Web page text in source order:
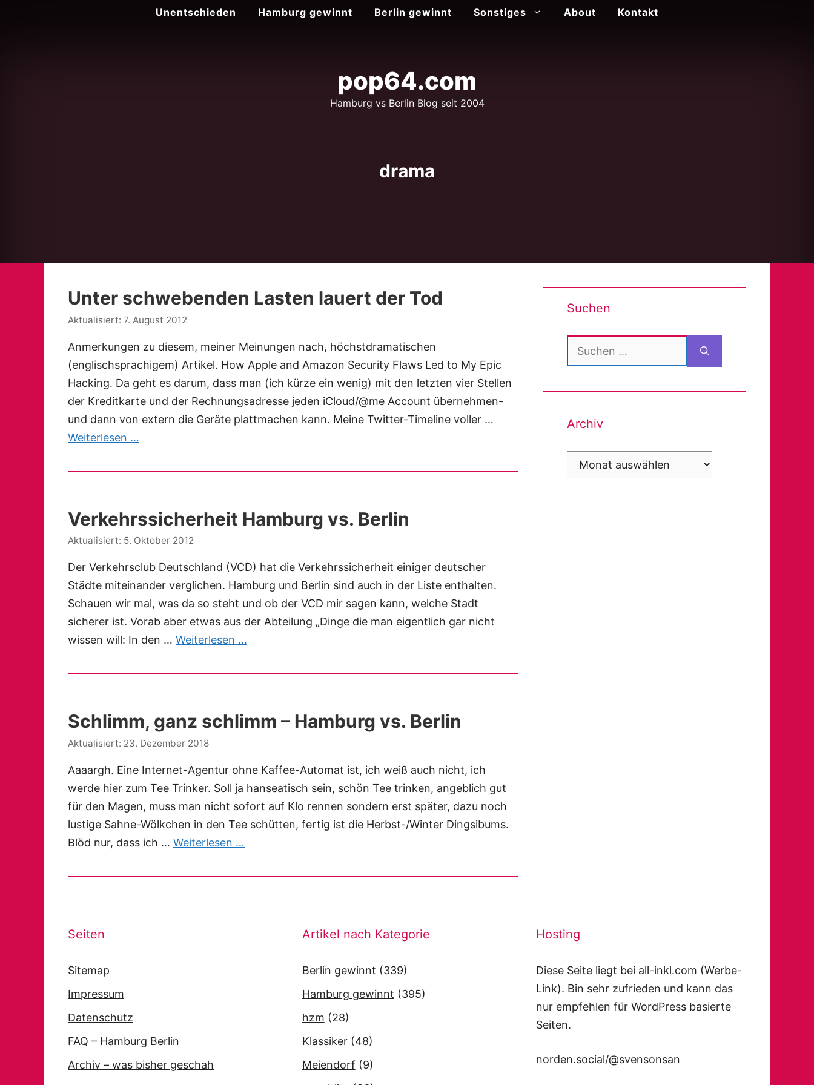
Unentschieden Hamburg gewinnt Berlin gewinnt Sonstiges About Kontakt
pop64.com
Hamburg vs Berlin Blog seit 2004
drama
Unter schwebenden Lasten lauert der Tod
7. August 2012
Anmerkungen zu diesem, meiner Meinungen nach, höchstdramatischen
(englischsprachigem) Artikel. How Apple and Amazon Security Flaws Led to My Epic
Hacking. Da geht es darum, dass man (ich kürze ein wenig) mit den letzten vier Stellen
der Kreditkarte und der Rechnungsadresse jeden iCloud/@me Account übernehmen-
und dann von extern die Geräte plattmachen kann. Meine Twitter-Timeline voller …
Weiterlesen …
Verkehrssicherheit Hamburg vs. Berlin
5. Oktober 2012
Der Verkehrsclub Deutschland (VCD) hat die Verkehrssicherheit einiger deutscher
Städte miteinander verglichen. Hamburg und Berlin sind auch in der Liste enthalten.
Schauen wir mal, was da so steht und ob der VCD mir sagen kann, welche Stadt
sicherer ist. Vorab aber etwas aus der Abteilung „Dinge die man eigentlich gar nicht
wissen will: In den … Weiterlesen …
Schlimm, ganz schlimm – Hamburg vs. Berlin
23. Dezember 2018
Aaaargh. Eine Internet-Agentur ohne Kaffee-Automat ist, ich weiß auch nicht, ich
werde hier zum Tee Trinker. Soll ja hanseatisch sein, schön Tee trinken, angeblich gut
für den Magen, muss man nicht sofort auf Klo rennen sondern erst später, dazu noch
lustige Sahne-Wölkchen in den Tee schütten, fertig ist die Herbst-/Winter Dingsibums.
Blöd nur, dass ich … Weiterlesen …
Suchen
Suchen
Archiv
Archiv
Seiten
Sitemap
Impressum
Datenschutz
FAQ – Hamburg Berlin
Archiv – was bisher geschah
Artikel nach Kategorie
Berlin gewinnt (339)
Hamburg gewinnt (395)
hzm (28)
Klassiker(48)
Meiendorf (9)
Hosting
Diese Seite liegt bei all-inkl.com (Werbe-
Link). Bin sehr zufrieden und kann das
nur empfehlen für WordPress basierte
Seiten.
norden.social/@svensonsan